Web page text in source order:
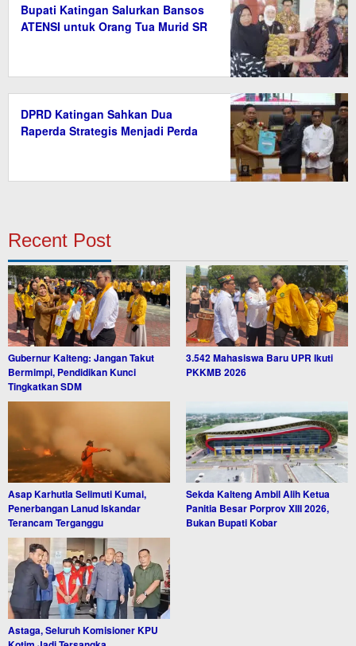
Bupati Katingan Salurkan Bansos
ATENSI untuk Orang Tua Murid SR
DPRD Katingan Sahkan Dua
Raperda Strategis Menjadi Perda
Recent Post
Gubernur Kalteng: Jangan Takut
Bermimpi, Pendidikan Kunci
Tingkatkan SDM
3.542 Mahasiswa Baru UPR Ikuti
PKKMB 2026
Asap Karhutla Selimuti Kumai,
Penerbangan Lanud Iskandar
Terancam Terganggu
Sekda Kalteng Ambil Alih Ketua
Panitia Besar Porprov XIII 2026,
Bukan Bupati Kobar
Astaga, Seluruh Komisioner KPU